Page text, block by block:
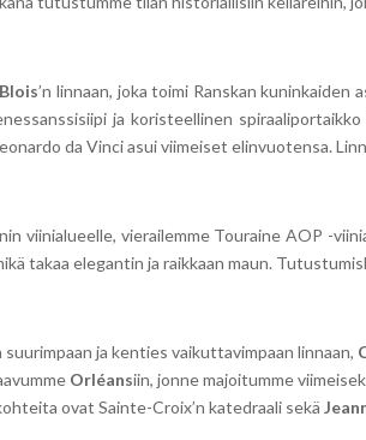
Blois’n linnaan, joka toimi Ranskan
ja koristeellinen
da Vinci asui viimeiset elinvuotensa.
viinialueelle, vierailemme Touraine AOP -
takaa elegantin ja raikkaan maun.
suurimpaan ja kenties vaikuttavimpaan linnaan,
Orléansiin, jonne majoitumme
ovat Sainte-Croix’n katedraali sekä